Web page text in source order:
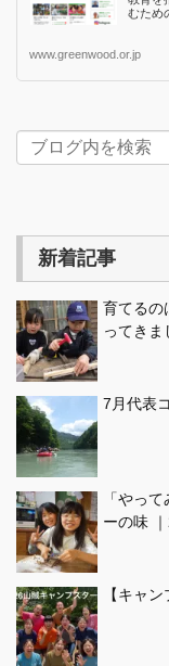
むため
www.greenwood.or.jp
新着記事
育てるの
ってきま
7月代表
「やっ
ーの味
【キャ